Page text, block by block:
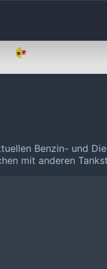
Benzin- und
mit anderen